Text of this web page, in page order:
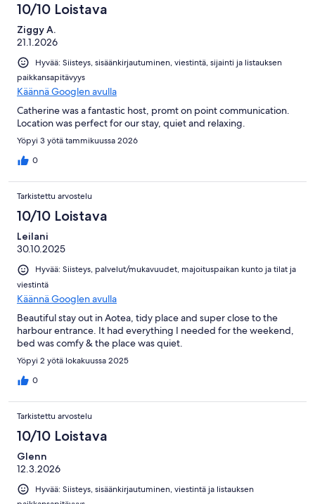
10/10 Loistava
Ziggy A.
21.1.2026
Hyvää: Siisteys, sisäänkirjautuminen, viestintä, sijainti ja listauksen
paikkansapitävyys
Käännä Googlen avulla
Catherine was a fantastic host, promt on point communication.
Location was perfect for our stay, quiet and relaxing.
Yöpyi 3 yötä tammikuussa 2026
0
Tarkistettu arvostelu
10/10 Loistava
Leilani
30.10.2025
Hyvää: Siisteys, palvelut/mukavuudet, majoituspaikan kunto ja tilat ja
viestintä
Käännä Googlen avulla
Beautiful stay out in Aotea, tidy place and super close to the
harbour entrance. It had everything I needed for the weekend,
bed was comfy & the place was quiet.
Yöpyi 2 yötä lokakuussa 2025
0
Tarkistettu arvostelu
10/10 Loistava
Glenn
12.3.2026
Hyvää: Siisteys, sisäänkirjautuminen, viestintä ja listauksen